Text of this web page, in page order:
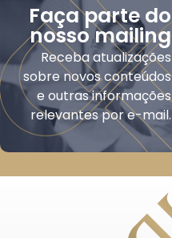
Faça parte do
nosso mailing
Receba atualizações
sobre novos conteúdos
e outras informações
relevantes por e-mail.